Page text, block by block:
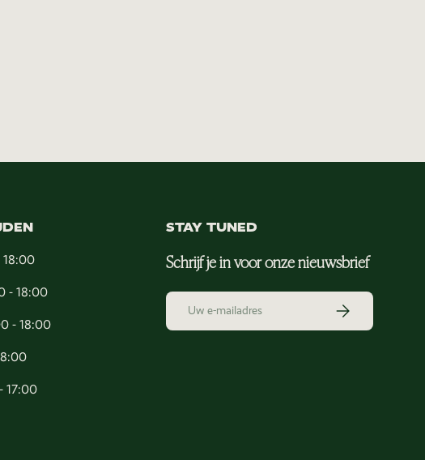
18:00
- 18:00
- 18:00
17:00
STAY TUNED
Schrijf je in voor onze nieuwsbrief
E-mailadres Abonneer